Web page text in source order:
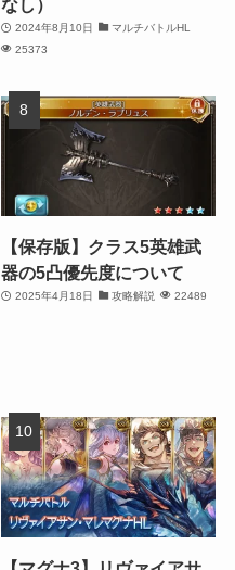
なし）
2024年8月10日
マルチバトルHL
25373
【保存版】クラス5英雄武
器の5凸優先度について
2025年4月18日 攻略解説 22489